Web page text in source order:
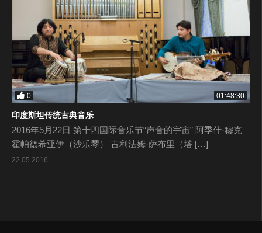
0 01:48:30
印度斯坦传统古典音乐
2016年5月22日 第十四国际音乐节“声音的宇宙” 阿季什·穆克
霍帕德希亚伊（沙乐琴） 古利法姆·萨布里（塔 […]
22.05.2016